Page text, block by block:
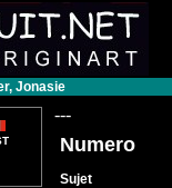
Jonasie
---
Numero
Sujet